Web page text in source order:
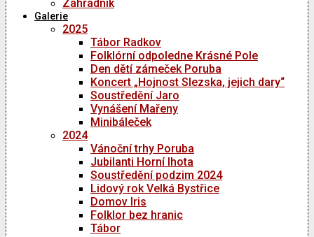
Zahradnik
Galerie
2025
Tábor Radkov
Folklórní odpoledne Krásné Pole
Den dětí zámeček Poruba
Koncert „Hojnost Slezska, jejich dary“
Soustředění Jaro
Vynášení Mařeny
Minibáleček
2024
Vánoční trhy Poruba
Jubilanti Horní lhota
Soustředění podzim 2024
Lidový rok Velká Bystřice
Domov Iris
Folklor bez hranic
Tábor